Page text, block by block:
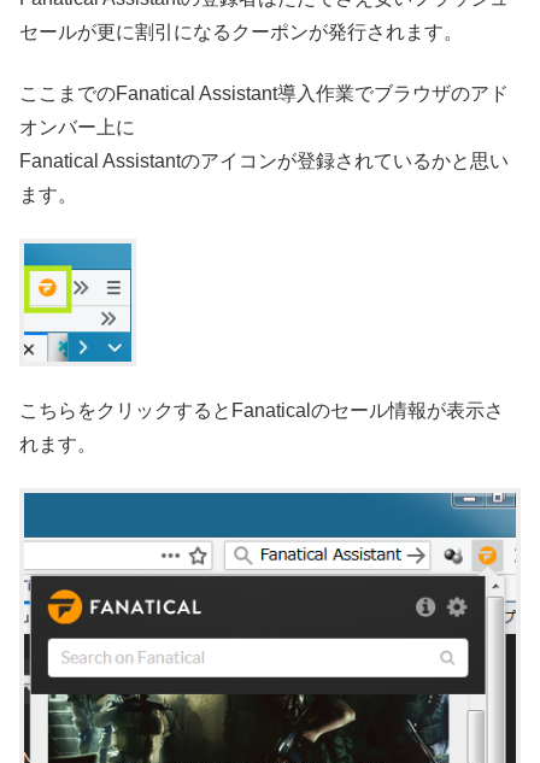
セールが更に割引になるクーポンが発行されます。
ここまでのFanatical Assistant導入作業でブラウザのアド
オンバー上に
Fanatical Assistantのアイコンが登録されているかと思い
ます。
こちらをクリックするとFanaticalのセール情報が表示さ
れます。